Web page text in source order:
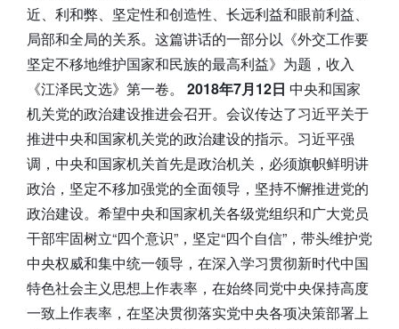
近、利和弊、坚定性和创造性、长远利益和眼前利益、
局部和全局的关系。这篇讲话的一部分以《外交工作要
坚定不移地维护国家和民族的最高利益》为题，收入
《江泽民文选》第一卷。 2018年7月12日 中央和国家
机关党的政治建设推进会召开。会议传达了习近平关于
推进中央和国家机关党的政治建设的指示。习近平强
调，中央和国家机关首先是政治机关，必须旗帜鲜明讲
政治，坚定不移加强党的全面领导，坚持不懈推进党的
政治建设。希望中央和国家机关各级党组织和广大党员
干部牢固树立“四个意识”，坚定“四个自信”，带头维护党
中央权威和集中统一领导，在深入学习贯彻新时代中国
特色社会主义思想上作表率，在始终同党中央保持高度
一致上作表率，在坚决贯彻落实党中央各项决策部署上